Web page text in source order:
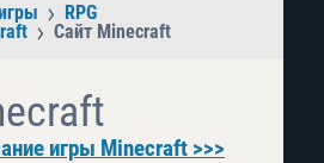
RPG
Сайт Minecraft
игры Minecraft >>>